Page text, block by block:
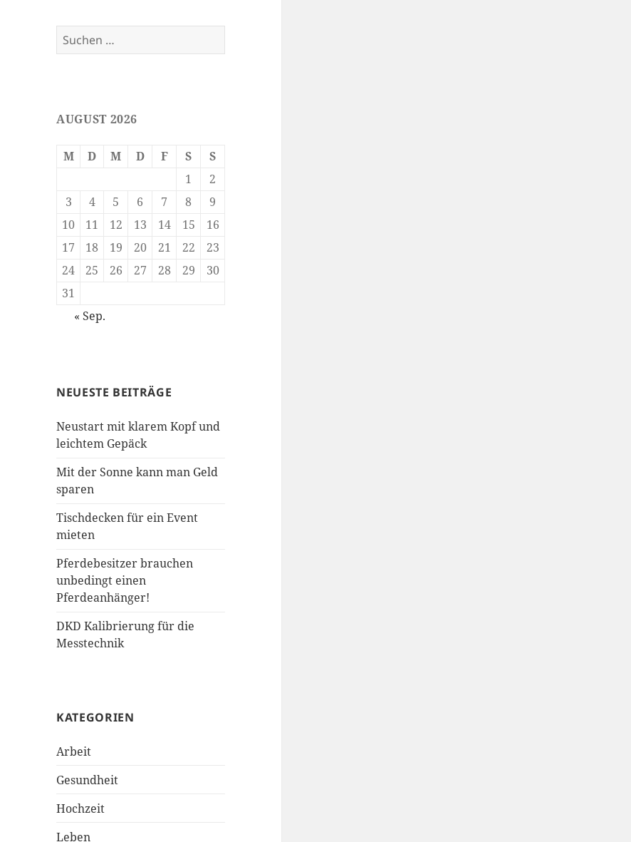
Suchen
nach:
AUGUST 2026
M D M D F S
S
1
2
3
4 5 6 7 8
9
10
11 12 13 14 15
16
17
18 19 20 21 22
23
24
25 26 27 28 29
30
31
« Sep.
NEUESTE BEITRÄGE
Neustart mit klarem Kopf und
leichtem Gepäck
Mit der Sonne kann man Geld
sparen
Tischdecken für ein Event
mieten
Pferdebesitzer brauchen
unbedingt einen
Pferdeanhänger!
DKD Kalibrierung für die
Messtechnik
KATEGORIEN
Arbeit
Gesundheit
Hochzeit
Leben